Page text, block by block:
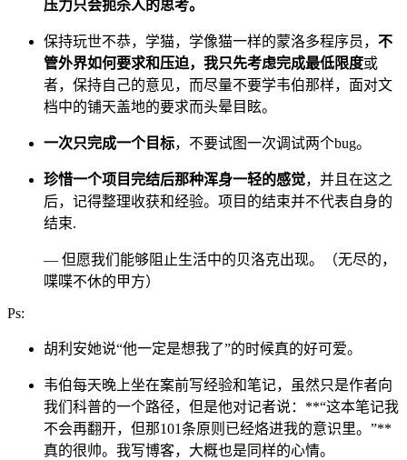
压力只会扼杀人的思考。
保持玩世不恭，学猫，学像猫一样的蒙洛多程序员， 不
管外界如何要求和压迫，我只先考虑完成最低限度或
者，保持自己的意见，而尽量不要学韦伯那样，面对文
档中的铺天盖地的要求而头晕目眩。
一次只完成一个目标，不要试图一次调试两个bug。
珍惜一个项目完结后那种浑身一轻的感觉，并且在这之
后，记得整理收获和经验。项目的结束并不代表自身的
结束.
— 但愿我们能够阻止生活中的贝洛克出现。（无尽的，
喋喋不休的甲方）
Ps:
胡利安她说“他一定是想我了”的时候真的好可爱。
韦伯每天晚上坐在案前写经验和笔记，虽然只是作者向
我们科普的一个路径，但是他对记者说：**“这本笔记我
不会再翻开，但那101条原则已经烙进我的意识里。”**
真的很帅。我写博客，大概也是同样的心情。